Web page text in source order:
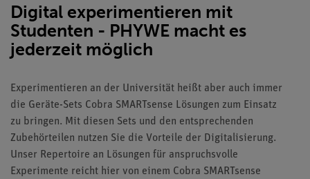
Digital experimentieren mit
Studenten - PHYWE macht es
jederzeit möglich
Experimentieren an der Universität heißt aber auch immer
die Geräte-Sets Cobra SMARTsense Lösungen zum Einsatz
zu bringen. Mit diesen Sets und den entsprechenden
Zubehörteilen nutzen Sie die Vorteile der Digitalisierung.
Unser Repertoire an Lösungen für anspruchsvolle
Experimente reicht hier von einem Cobra SMARTsense